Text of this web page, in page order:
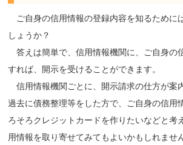
ご自身の信用情報の登録内容を知るために
しょうか？
答えは簡単で、信用情報機関に、ご自身の
すれば、開示を受けることができます。
信用情報機関ごとに、開示請求の仕方が案
過去に債務整理等をした方で、ご自身の信用
ろそろクレジットカードを作りたいなどと考
用情報を取り寄せてみてもよいかもしれませ